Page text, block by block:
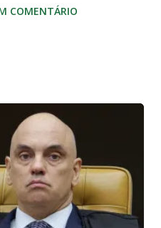
ainda mais baixas,
incluso. No bolso brasileiro,
SSD rápido, Game Pass
Call of Duty) e futuro-
em 1080p dock/720p
tela com cores vibrantes e
de 2017. A diferença? O
joga no sofá, no ônibus ou
COMENTÁRIO